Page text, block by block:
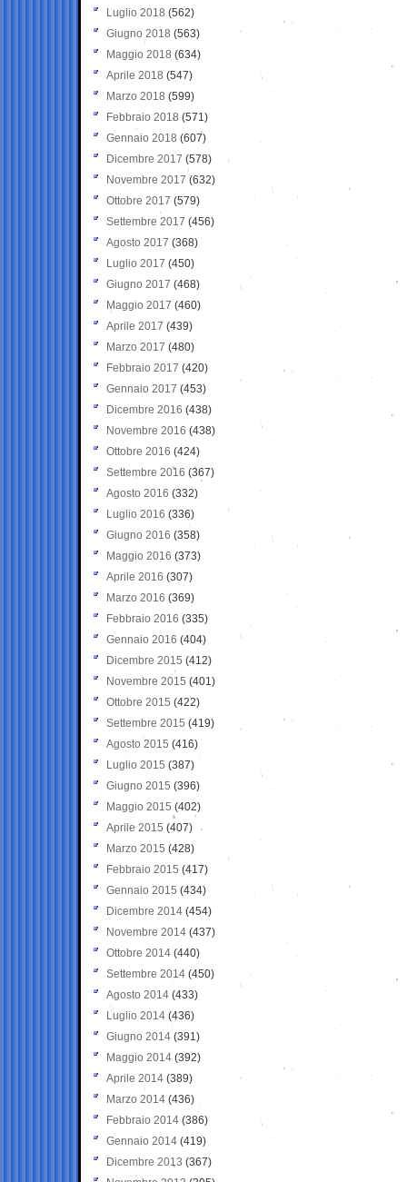
Luglio 2018 (562)
Giugno 2018 (563)
Maggio 2018 (634)
Aprile 2018 (547)
Marzo 2018 (599)
Febbraio 2018 (571)
Gennaio 2018 (607)
Dicembre 2017 (578)
Novembre 2017 (632)
Ottobre 2017 (579)
Settembre 2017 (456)
Agosto 2017 (368)
Luglio 2017 (450)
Giugno 2017 (468)
Maggio 2017 (460)
Aprile 2017 (439)
Marzo 2017 (480)
Febbraio 2017 (420)
Gennaio 2017 (453)
Dicembre 2016 (438)
Novembre 2016 (438)
Ottobre 2016 (424)
Settembre 2016 (367)
Agosto 2016 (332)
Luglio 2016 (336)
Giugno 2016 (358)
Maggio 2016 (373)
Aprile 2016 (307)
Marzo 2016 (369)
Febbraio 2016 (335)
Gennaio 2016 (404)
Dicembre 2015 (412)
Novembre 2015 (401)
Ottobre 2015 (422)
Settembre 2015 (419)
Agosto 2015 (416)
Luglio 2015 (387)
Giugno 2015 (396)
Maggio 2015 (402)
Aprile 2015 (407)
Marzo 2015 (428)
Febbraio 2015 (417)
Gennaio 2015 (434)
Dicembre 2014 (454)
Novembre 2014 (437)
Ottobre 2014 (440)
Settembre 2014 (450)
Agosto 2014 (433)
Luglio 2014 (436)
Giugno 2014 (391)
Maggio 2014 (392)
Aprile 2014 (389)
Marzo 2014 (436)
Febbraio 2014 (386)
Gennaio 2014 (419)
Dicembre 2013 (367)